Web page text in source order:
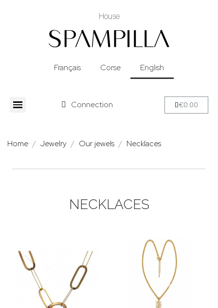
Français Corse English
House
Connection €0.00
Home Jewelry Our jewels Necklaces
NECKLACES